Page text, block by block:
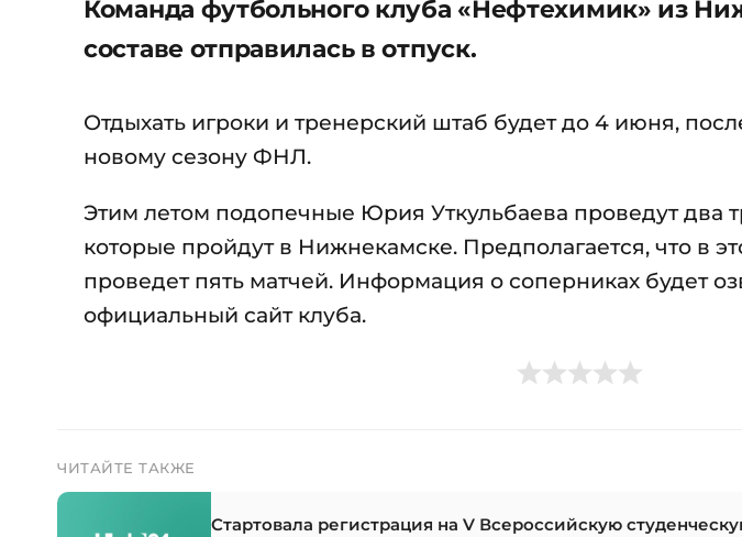
Команда футбольного клуба «Нефтехимик» из
составе отправилась в отпуск.
Отдыхать игроки и тренерский штаб будет до 4 июня,
новому сезону ФНЛ.
Этим летом подопечные Юрия Уткульбаева проведут два
которые пройдут в Нижнекамске. Предполагается, что в
проведет пять матчей. Информация о соперниках будет
официальный сайт клуба.
ЧИТАЙТЕ ТАКЖЕ
Стартовала регистрация на V Всероссийскую